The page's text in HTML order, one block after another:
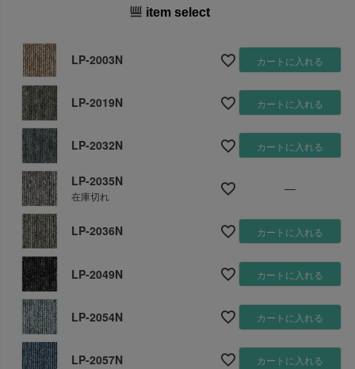
item select
LP-2003N カートに入れる
LP-2019N カートに入れる
LP-2032N カートに入れる
LP-2035N
在庫切れ
—
LP-2036N カートに入れる
LP-2049N カートに入れる
LP-2054N カートに入れる
LP-2057N カートに入れる